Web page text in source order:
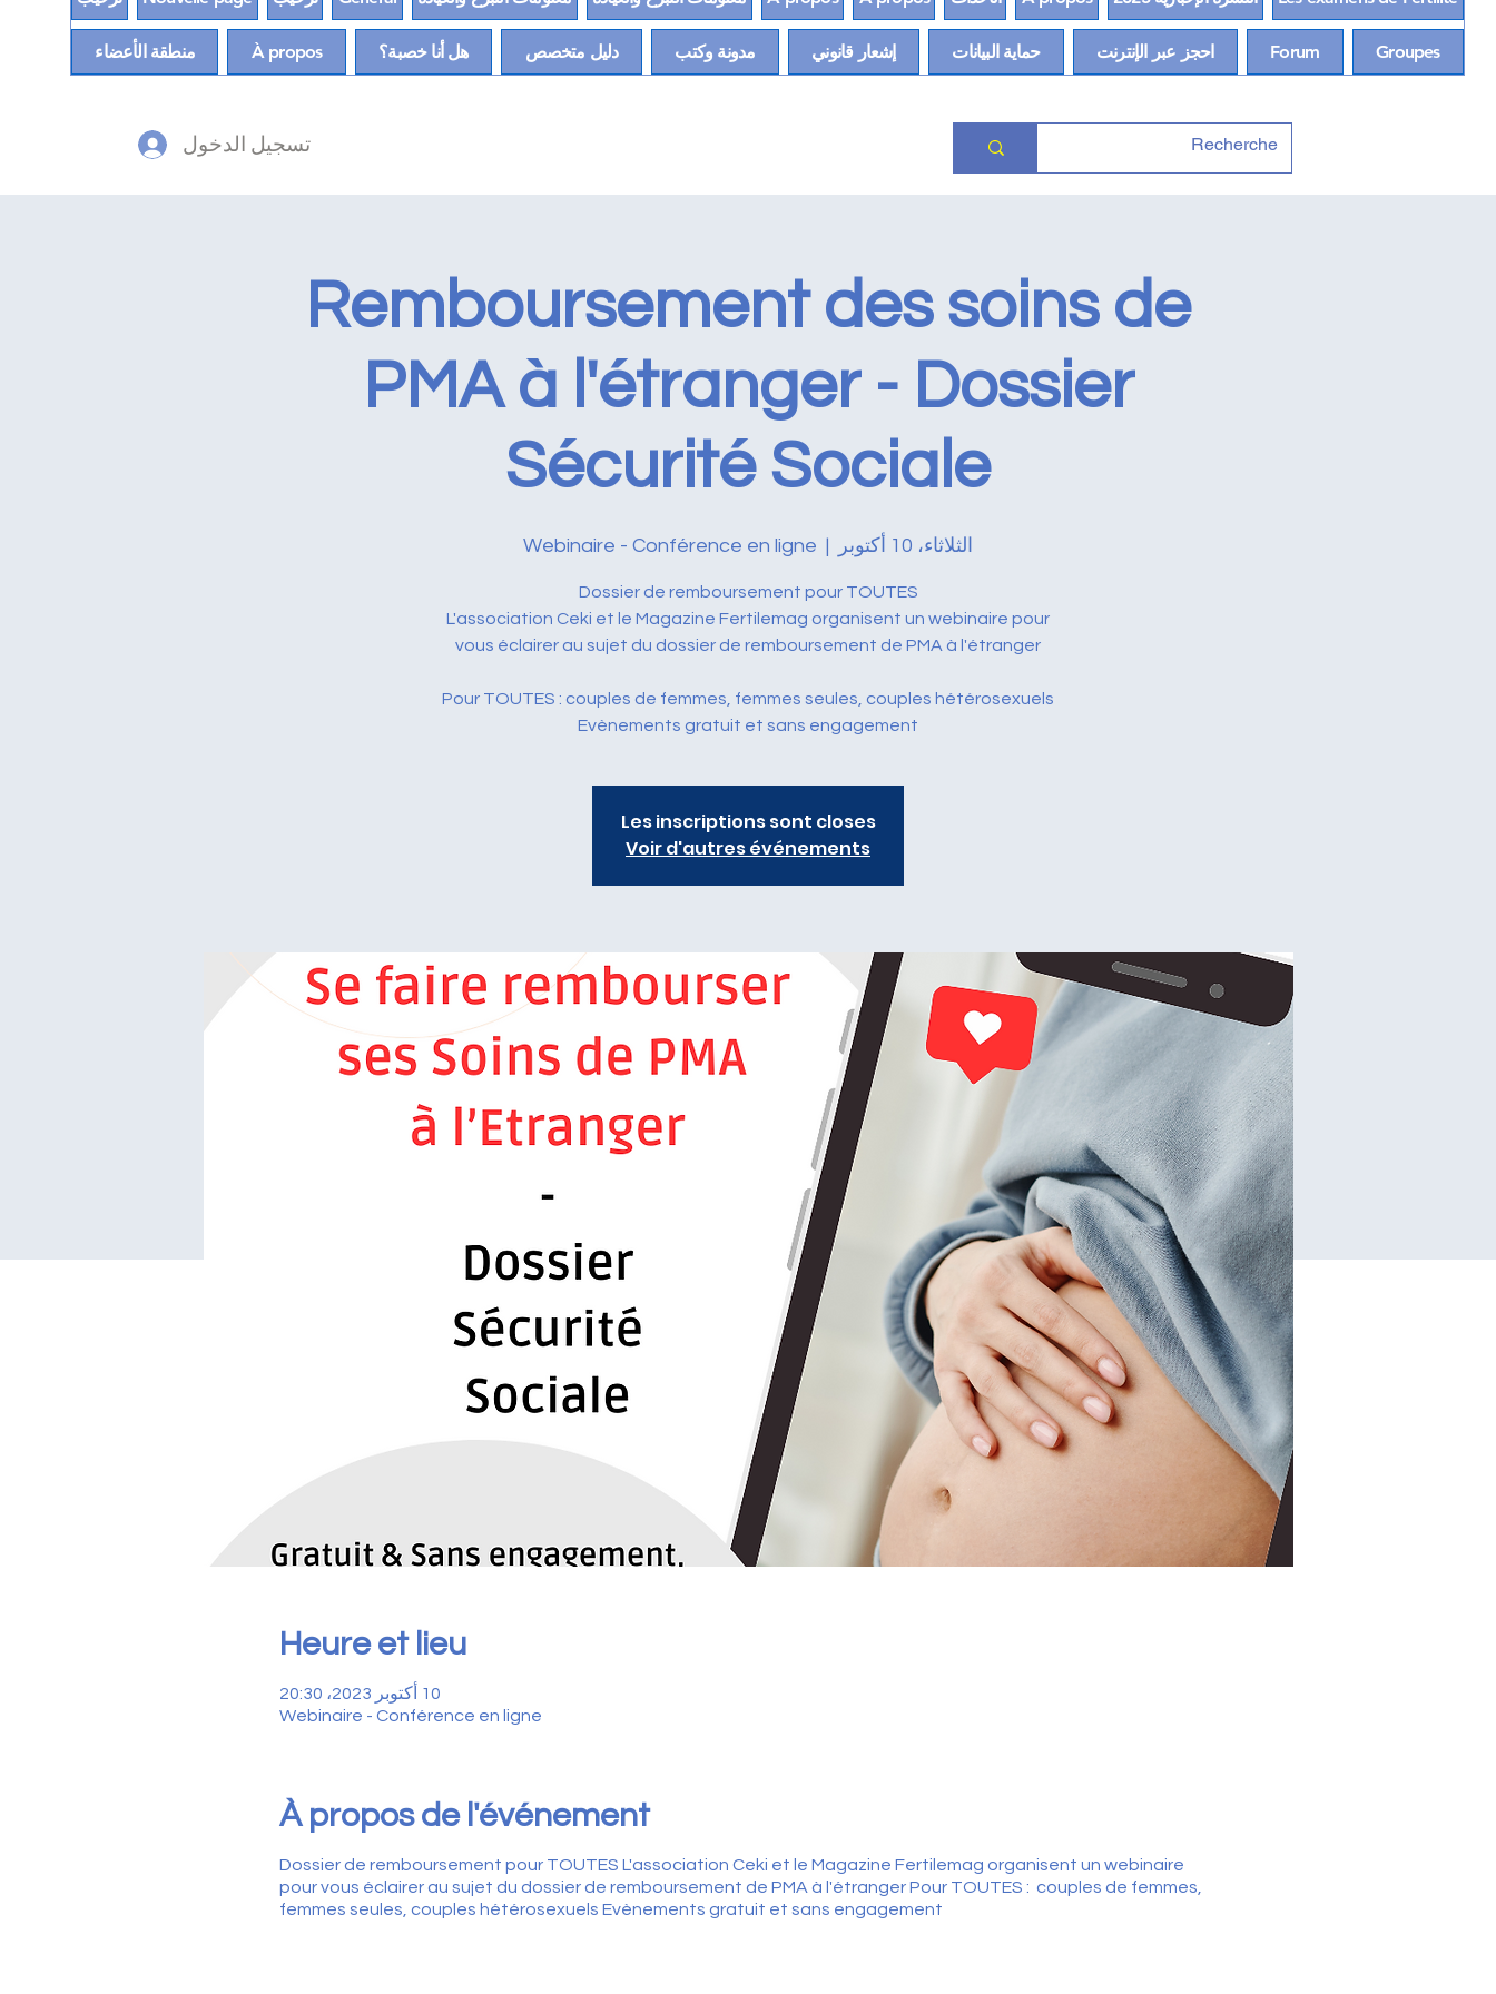
منطقة الأعضاء À propos هل أنا خصبة؟ دليل متخصص مدونة وكتب إشعار قانوني حماية البيانات احجز عبر الإنترنت Forum Groupes
تسجيل الدخول
Remboursement des soins de
PMA à l'étranger - Dossier
Sécurité Sociale
الثلاثاء، 10 أكتوبر
  |
Webinaire - Conférence en ligne
L'association Ceki et le Magazine Fertilemag organisent un webinaire pour
Evènements gratuit et sans engagement
Les inscriptions sont closes
Voir d'autres événements
Heure et lieu
10 أكتوبر 2023، 20:30
Webinaire - Conférence en ligne
À propos de l'événement
Dossier de remboursement pour TOUTES L'association Ceki et le Magazine Fertilemag organisent un webinaire
pour vous éclairer au sujet du dossier de remboursement de PMA à l'étranger Pour TOUTES : couples de femmes,
femmes seules, couples hétérosexuels Evènements gratuit et sans engagement